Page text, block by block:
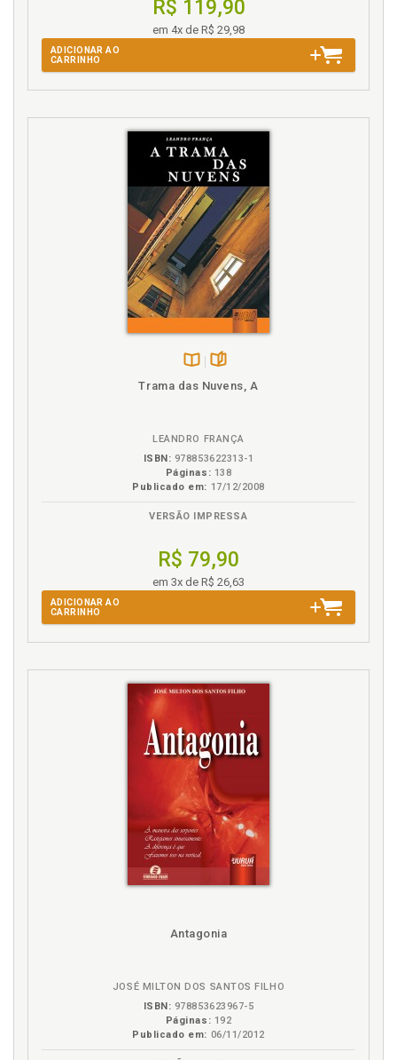
R$ 119,90
em 4x de R$ 29,98
ADICIONAR AO
CARRINHO
Trama das Nuvens, A
LEANDRO FRANÇA
ISBN: 978853622313-1
Páginas: 138
Publicado em: 17/12/2008
VERSÃO IMPRESSA
R$ 79,90
em 3x de R$ 26,63
ADICIONAR AO
CARRINHO
Antagonia
JOSÉ MILTON DOS SANTOS FILHO
ISBN: 978853623967-5
Páginas: 192
Publicado em: 06/11/2012